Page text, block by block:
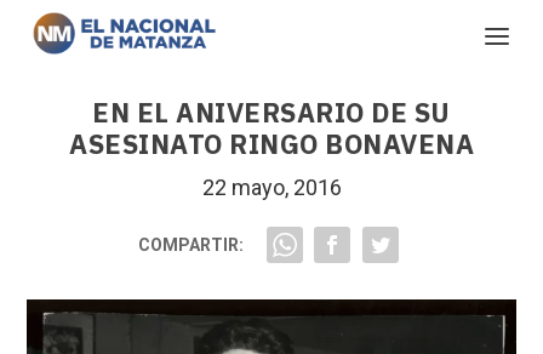
EN EL ANIVERSARIO DE SU
ASESINATO RINGO BONAVENA
22 mayo, 2016
COMPARTIR: